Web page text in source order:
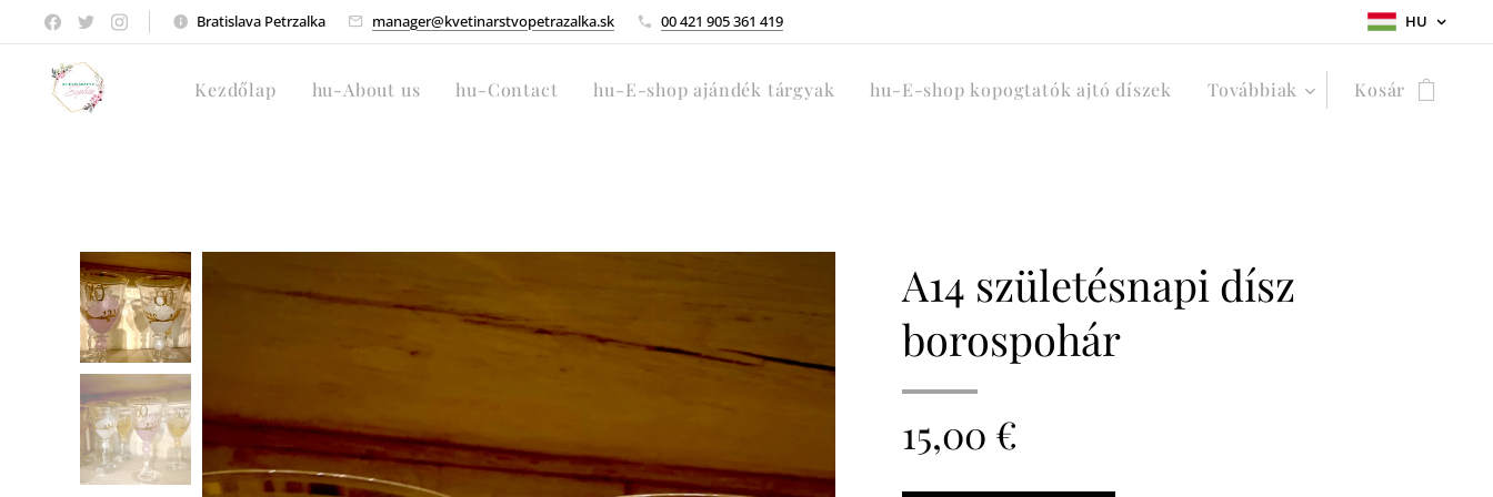
Bratislava Petrzalka manager@kvetinarstvopetrazalka.sk 00 421 905 361 419 HU
Kezdőlap hu-About us hu-Contact hu-E-shop ajándék tárgyak hu-E-shop kopogtatók ajtó díszek Továbbiak Kosár
A14 születésnapi dísz
borospohár
15,00 €